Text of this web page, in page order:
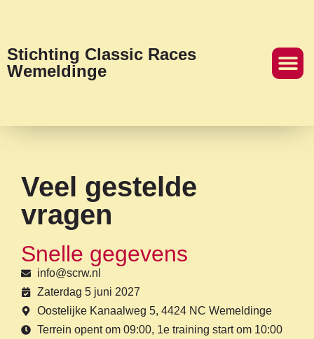
Stichting Classic Races
Wemeldinge
Veel gestelde
vragen
Snelle gegevens
info@scrw.nl
Zaterdag 5 juni 2027
Oostelijke Kanaalweg 5, 4424 NC Wemeldinge
Terrein opent om 09:00, 1e training start om 10:00